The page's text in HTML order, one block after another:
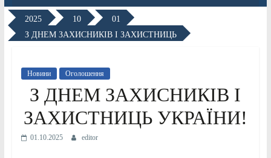
2025 10
01
З ДНЕМ ЗАХИСНИКІВ І ЗАХИСТНИЦЬ
Новини Оголошення
З ДНЕМ ЗАХИСНИКІВ І
ЗАХИСТНИЦЬ УКРАЇНИ!
01.10.2025 editor